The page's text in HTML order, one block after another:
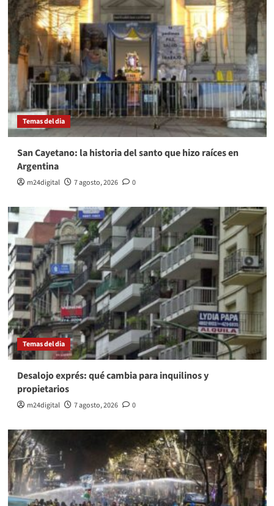
Temas del dia
San Cayetano: la historia del santo que hizo raíces en
Argentina
m24digital 7 agosto, 2026 0
Temas del dia
Desalojo exprés: qué cambia para inquilinos y
propietarios
m24digital 7 agosto, 2026 0